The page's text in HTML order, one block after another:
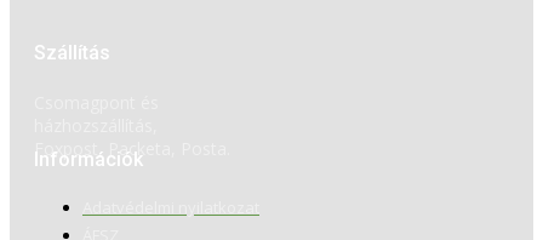
Szállítás
Foxpost, Packeta, Posta.
Információk